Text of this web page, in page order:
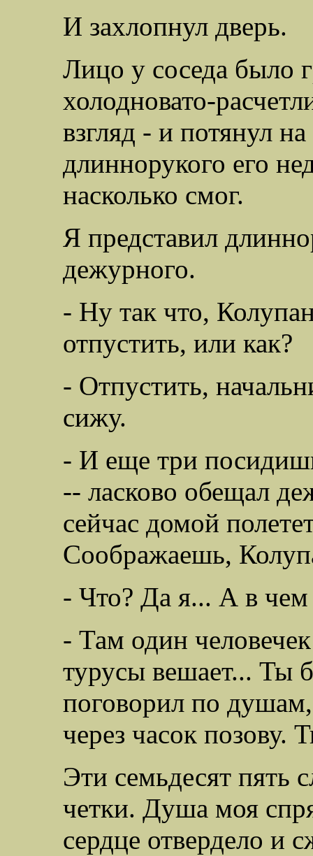
И захлопнул дверь.
Лицо у соседа было
холодновато-
взгляд - и потянул
длиннорукого его
насколько смог.
Я представил
дежурного.
- Ну так что,
отпустить, или как?
- Отпустить,
сижу.
- И еще три
-- ласково обещал
сейчас домой
Соображаешь,
- Что? Да я... А в чем
- Там один
турусы вешает... Ты
поговорил по
через часок позову.
Эти семьдесят пять
четки. Душа моя
сердце отвердело и